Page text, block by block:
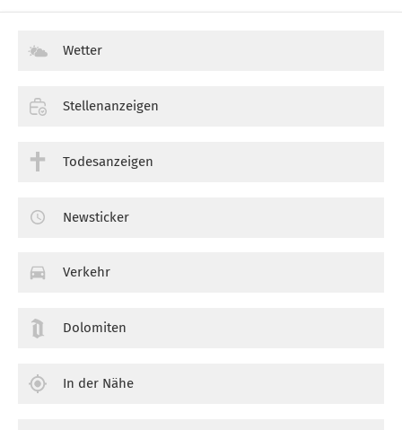
Wetter
Stellenanzeigen
Todesanzeigen
Newsticker
Verkehr
Dolomiten
In der Nähe